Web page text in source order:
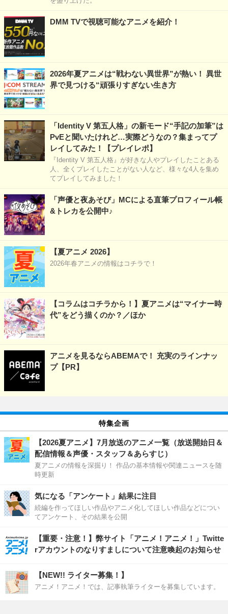
DMM TVで視聴可能なアニメを紹介！
2026年夏アニメは“戦わない異世界”が熱い！ 異世
界で見つける“頑張りすぎない生き方
「Identity V 第五人格」の新モード“手記の加筆”は
PvEと聞いたけれど…実際どうなの？集まってプ
レイしてみた！【プレイレポ】
『Identity V 第五人格』が好きな人やプレイしたことある
人、全くプレイしたことがない人など、様々な4人を集め
てプレイしてみました！
「声優と夜あそび」MCによる直筆プロフィール帳
&トレカを公開中♪
【夏アニメ 2026】
2026年春アニメの情報はコチラで！
【コラムはコチラから！】夏アニメは“マイナー時
代”をどう描くのか？／ほか
アニメを見るならABEMAで！ 充実のラインナッ
プ【PR】
特集企画
【2026夏アニメ】7月放送のアニメ一覧（放送開始日＆
配信情報＆声優・スタッフ＆あらすじ）
夏アニメの情報を深掘り！ 作品の基本情報や関連ニュースを随
時更新
気になる「アンケート」結果に注目
続編を作ってほしい作品やアニメ化してほしい作品などについ
てアンケート、その結果を公開
【重要・注意！】弊サイト「アニメ！アニメ！」Twitte
rアカウントのなりすましについて注意喚起のお知らせ
【NEW!! ライター募集！】
アニメ！アニメ！では、記事執筆ライターを募集しています。